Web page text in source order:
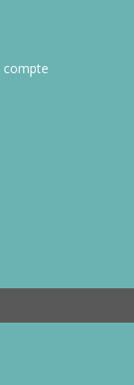
compte